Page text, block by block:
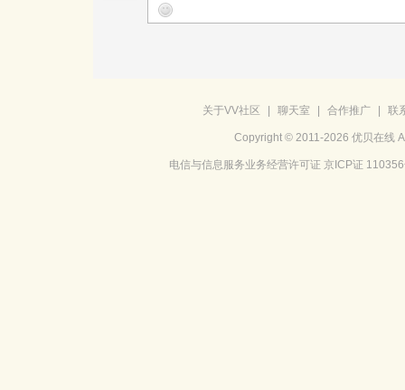
关于VV社区 聊天室 合作推广 联
Copyright © 2011-2026 优贝在线
电信与信息服务业务经营许可证 京ICP证